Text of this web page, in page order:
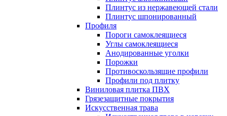
Плинтус из нержавеющей стали
Плинтус шпонированный
Профиля
Пороги самоклеящиеся
Углы самоклеящиеся
Анодированные уголки
Порожки
Противоскользящие профили
Профили под плитку
Виниловая плитка ПВХ
Грязезащитные покрытия
Искусственная трава